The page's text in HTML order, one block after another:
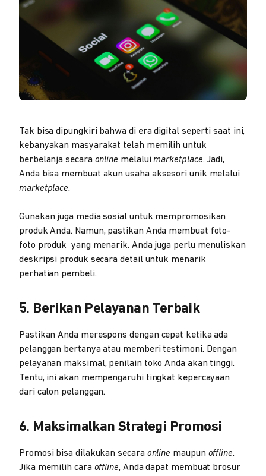
Tak bisa dipungkiri bahwa di era digital seperti saat ini,
kebanyakan masyarakat telah memilih untuk
berbelanja secara online melaluimarketplace. Jadi,
Anda bisa membuat akun usaha aksesori unik melalui
marketplace.
Gunakan juga media sosial untuk mempromosikan
produk Anda. Namun, pastikan Anda membuat foto-
foto produk yang menarik. Anda juga perlu menuliskan
deskripsi produk secara detail untuk menarik
perhatian pembeli.
5. Berikan Pelayanan Terbaik
Pastikan Anda merespons dengan cepat ketika ada
pelanggan bertanya atau memberi testimoni. Dengan
pelayanan maksimal, penilain toko Anda akan tinggi.
Tentu, ini akan mempengaruhi tingkat kepercayaan
dari calon pelanggan.
6. Maksimalkan Strategi Promosi
Promosi bisa dilakukan secara online maupun offline.
Jika memilih cara offline, Anda dapat membuat brosur